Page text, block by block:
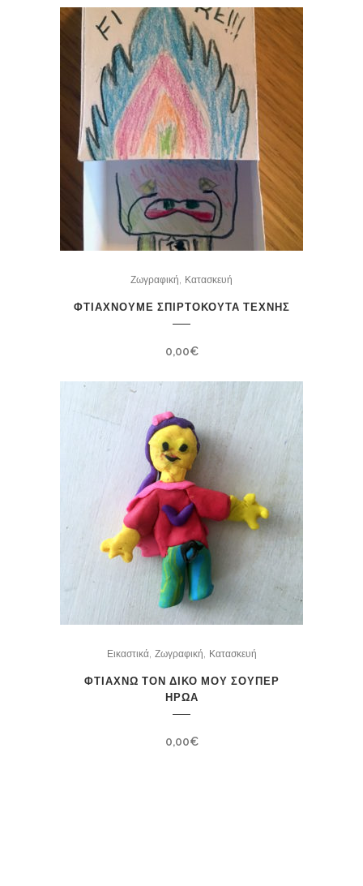
Ζωγραφική, Κατασκευή
ΦΤΙΑΧΝΟΥΜΕ ΣΠΙΡΤΟΚΟΥΤΑ ΤΕΧΝΗΣ
0,00€
Εικαστικά, Ζωγραφική, Κατασκευή
ΦΤΙΑΧΝΩ ΤΟΝ ΔΙΚΟ ΜΟΥ ΣΟΥΠΕΡ
ΗΡΩΑ
0,00€